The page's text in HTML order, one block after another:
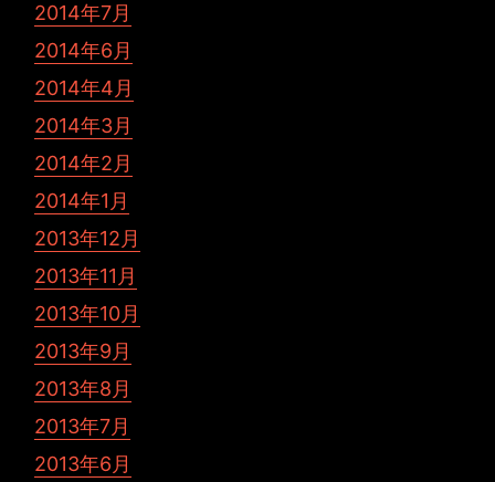
2014年7月
2014年6月
2014年4月
2014年3月
2014年2月
2014年1月
2013年12月
2013年11月
2013年10月
2013年9月
2013年8月
2013年7月
2013年6月